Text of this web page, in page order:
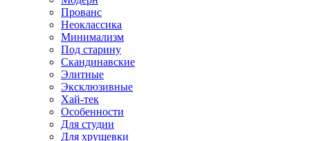
Прованс
Неоклассика
Минимализм
Под старину
Скандинавские
Элитные
Эксклюзивные
Хай-тек
Особенности
Для студии
Для хрущевки